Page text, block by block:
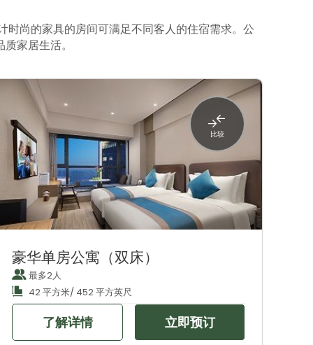
时尚的家具的房间可满足不同客人的住宿需求。公
家居生活。
比较
豪华单房公寓（双床）
最多2人
42 平方米/ 452 平方英尺
了解详情 立即预订